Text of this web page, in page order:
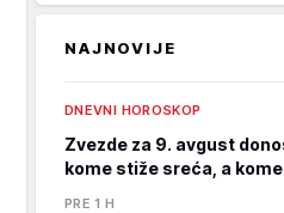
NAJNOVIJE
DNEVNI HOROSKOP
Zvezde za 9. avgust
kome stiže sreća, a
PRE 1 H